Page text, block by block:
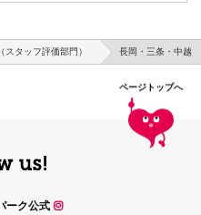
タッフ評価部門） 長岡・三条・中越
ページトップへ
ーク公式